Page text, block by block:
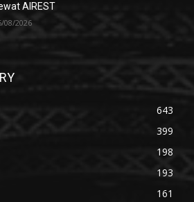
AIREST
08/2026
643
399
198
193
161